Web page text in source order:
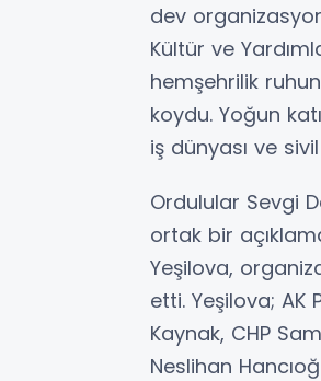
dev
Kültür ve
hemşehrilik
koydu. Yoğun
iş dünyası ve
Ordulular Sevgi
ortak bir
Yeşilova,
etti. Yeşilova;
Kaynak, CHP
Neslihan